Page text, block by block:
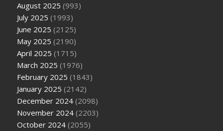
August 2025 (993)
July 2025 (1993)
June 2025 (2125)
May 2025 (2190)
April 2025 (1715)
March 2025 (1976)
February 2025 (1843)
January 2025 (2142)
December 2024 (2098)
November 2024 (2203)
October 2024 (2055)